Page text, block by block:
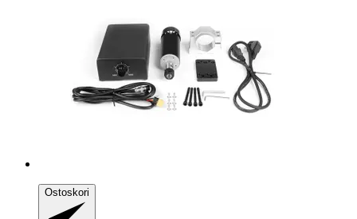
Ostoskori